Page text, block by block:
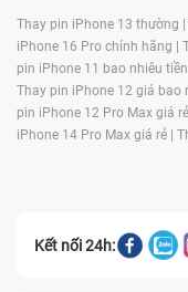
Thay pin iPhone 13 thường |
iPhone 16 Pro chính hãng |
pin iPhone 11 bao nhiêu tiền
Thay pin iPhone 12 giá bao
pin iPhone 12 Pro Max giá rẻ
iPhone 14 Pro Max giá rẻ |
Kết nối 24h: